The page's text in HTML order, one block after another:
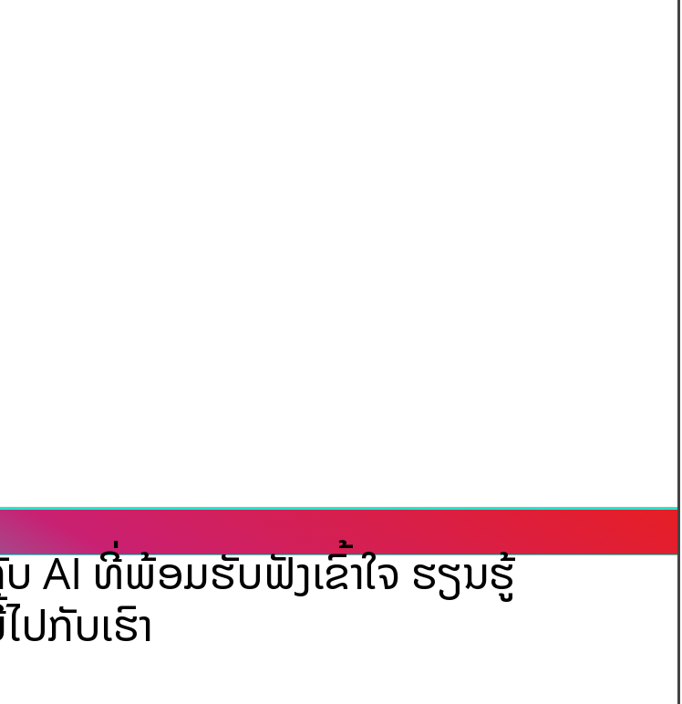
AI ທີ່ພ້ອມຮັບຟັງເຂົ້າໃຈ ຮຽນຮູ້
ປກັບເຮົາ